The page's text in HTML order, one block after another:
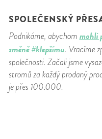
SPOLEČENSKÝ
Podnikáme, abychom mohli
změně #klepšímu. Vracíme
společnosti. Začali jsme
stromů za každý prodaný
je přes 100.000.